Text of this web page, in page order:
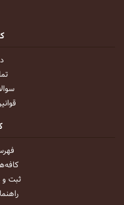
ثبت و